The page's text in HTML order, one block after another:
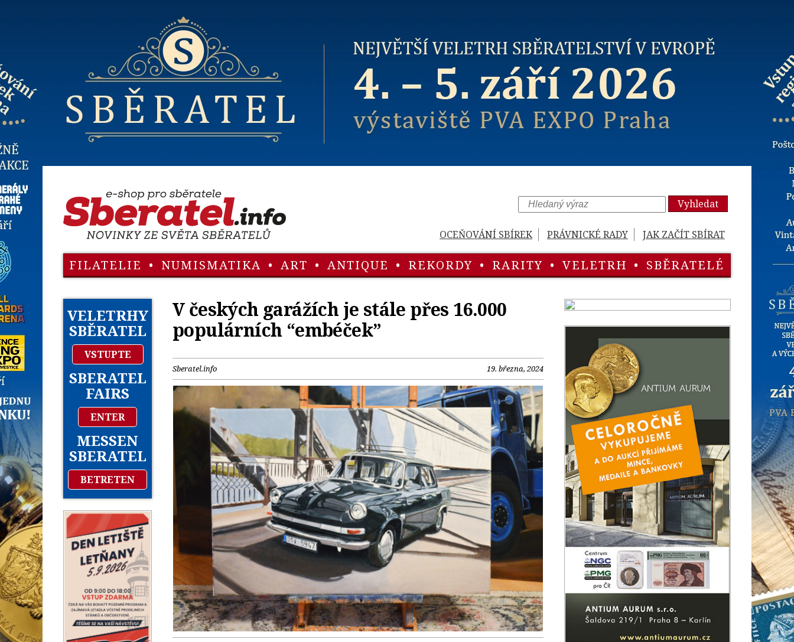
Vyhledat
OCEŇOVÁNÍ SBÍREK PRÁVNICKÉ RADY JAK ZAČÍT SBÍRAT
FILATELIE • NUMISMATIKA • ART • ANTIQUE • REKORDY • RARITY • VELETRH • SBĚRATELÉ
VELETRHY
SBĚRATEL
VSTUPTE
SBERATEL
FAIRS
ENTER
MESSEN
SBERATEL
BETRETEN
V českých garážích je stále přes 16.000
populárních “embéček”
Sberatel.info 19. března, 2024